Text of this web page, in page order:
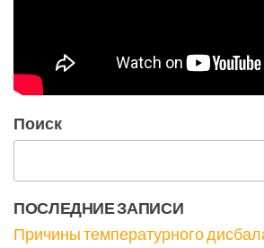
Поиск
ПОСЛЕДНИЕ ЗАПИСИ
Причины температурного